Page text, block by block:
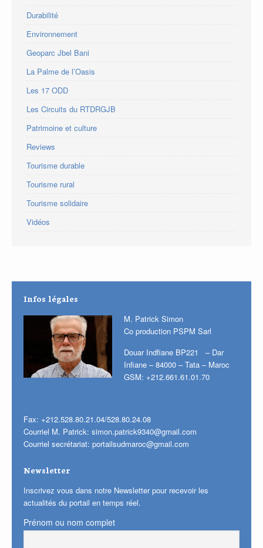
Durabilité
Environnement
Geoparc Jbel Bani
La Palme de l’Oasis
Les 17 ODD
Les Circuits du RTDRGJB
Patrimoine et culture
Reviews
Tourisme durable
Tourisme rural
Tourisme solidaire
Vidéos
Infos légales
M. Patrick Simon
Co production PSPM Sarl
Douar Indfiane BP221 – Dar
Infiane – 84000 – Tata – Maroc
GSM: +212.661.61.01.70
Fax: +212.528.80.21.04/528.80.24.08
Courriel M. Patrick: simon.patrick9340@gmail.com
Courriel secrétariat: portailsudmaroc@gmail.com
Newsletter
Inscrivez vous dans notre Newsletter pour recevoir les
actualités du portail en temps réel.
Prénom ou nom complet